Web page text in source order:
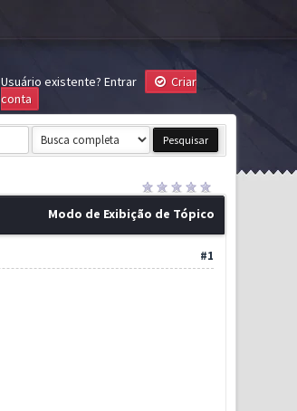
Usuário existente? Entrar
Criar
conta
Modo de Exibição de Tópico
#1